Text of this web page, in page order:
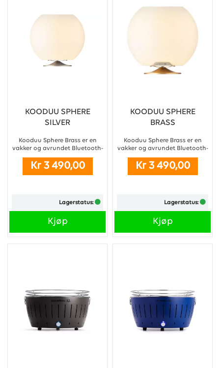
KOODUU SPHERE
SILVER
Kooduu Sphere Brass er en
vakker og avrundet Bluetooth-
og innebygd vinkjøler i ett. Den
sfæriske formen fordeler jevnt
Technology? og den
geometriske og minimale
tilnærmingen fra Jacob Jensen
Design.
Stre ...
Kr 3 490,00
Lagerstatus:
Kjøp
KOODUU SPHERE
BRASS
Kooduu Sphere Brass er en
vakker og avrundet Bluetooth-
og innebygd vinkjøler i ett. Den
sfæriske formen fordeler jevnt
Technology? og den
geometriske og minimale
tilnærmingen fra Jacob Jensen
Design.
Stre ...
Kr 3 490,00
Lagerstatus:
Kjøp